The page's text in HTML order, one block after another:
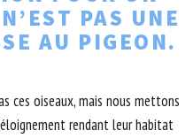
PAS UNE
AU PIGEON.
ces oiseaux, mais nous mettons
rendant leur habitat